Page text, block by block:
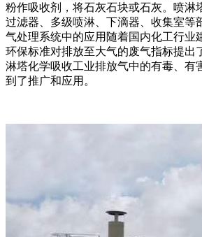
粉作吸收剂，将石灰石块或石灰。喷淋
过滤器、多级喷淋、下滴器、收集室等
气处理系统中的应用随着国内化工行业
环保标准对排放至大气的废气指标提出
淋塔化学吸收工业排放气中的有毒、有
到了推广和应用。